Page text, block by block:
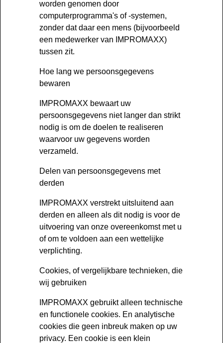
worden genomen door
computerprogramma's of -systemen,
zonder dat daar een mens (bijvoorbeeld
een medewerker van IMPROMAXX)
tussen zit.
Hoe lang we persoonsgegevens
bewaren
IMPROMAXX bewaart uw
persoonsgegevens niet langer dan strikt
nodig is om de doelen te realiseren
waarvoor uw gegevens worden
verzameld.
Delen van persoonsgegevens met
derden
IMPROMAXX verstrekt uitsluitend aan
derden en alleen als dit nodig is voor de
uitvoering van onze overeenkomst met u
of om te voldoen aan een wettelijke
verplichting.
Cookies, of vergelijkbare technieken, die
wij gebruiken
IMPROMAXX gebruikt alleen technische
en functionele cookies. En analytische
cookies die geen inbreuk maken op uw
privacy. Een cookie is een klein